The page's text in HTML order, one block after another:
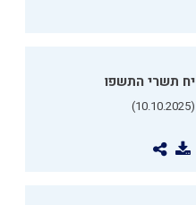
יח תשרי התשפו
(10.10.2025)